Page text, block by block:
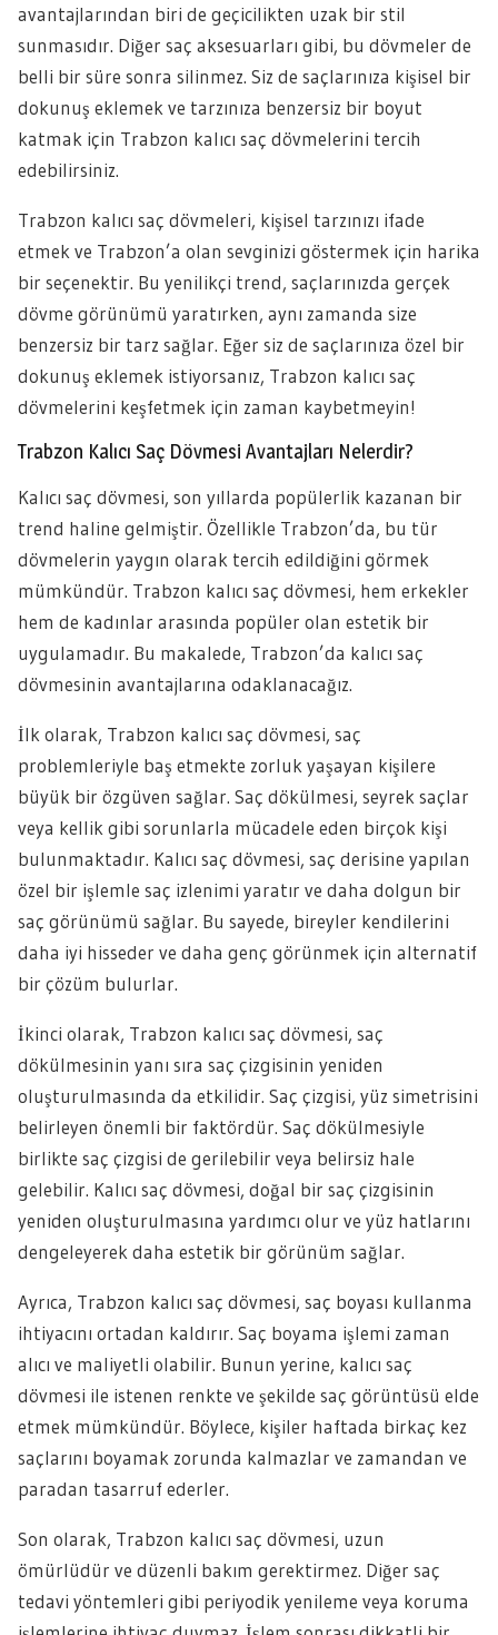
avantajlarından biri de geçicilikten uzak bir stil
sunmasıdır. Diğer saç aksesuarları gibi, bu dövmeler de
belli bir süre sonra silinmez. Siz de saçlarınıza kişisel bir
dokunuş eklemek ve tarzınıza benzersiz bir boyut
katmak için Trabzon kalıcı saç dövmelerini tercih
edebilirsiniz.
Trabzon kalıcı saç dövmeleri, kişisel tarzınızı ifade
etmek ve Trabzon’a olan sevginizi göstermek için harika
bir seçenektir. Bu yenilikçi trend, saçlarınızda gerçek
dövme görünümü yaratırken, aynı zamanda size
benzersiz bir tarz sağlar. Eğer siz de saçlarınıza özel bir
dokunuş eklemek istiyorsanız, Trabzon kalıcı saç
dövmelerini keşfetmek için zaman kaybetmeyin!
Trabzon Kalıcı Saç Dövmesi Avantajları Nelerdir?
Kalıcı saç dövmesi, son yıllarda popülerlik kazanan bir
trend haline gelmiştir. Özellikle Trabzon’da, bu tür
dövmelerin yaygın olarak tercih edildiğini görmek
mümkündür. Trabzon kalıcı saç dövmesi, hem erkekler
hem de kadınlar arasında popüler olan estetik bir
uygulamadır. Bu makalede, Trabzon’da kalıcı saç
dövmesinin avantajlarına odaklanacağız.
İlk olarak, Trabzon kalıcı saç dövmesi, saç
problemleriyle baş etmekte zorluk yaşayan kişilere
büyük bir özgüven sağlar. Saç dökülmesi, seyrek saçlar
veya kellik gibi sorunlarla mücadele eden birçok kişi
bulunmaktadır. Kalıcı saç dövmesi, saç derisine yapılan
özel bir işlemle saç izlenimi yaratır ve daha dolgun bir
saç görünümü sağlar. Bu sayede, bireyler kendilerini
daha iyi hisseder ve daha genç görünmek için alternatif
bir çözüm bulurlar.
İkinci olarak, Trabzon kalıcı saç dövmesi, saç
dökülmesinin yanı sıra saç çizgisinin yeniden
oluşturulmasında da etkilidir. Saç çizgisi, yüz simetrisini
belirleyen önemli bir faktördür. Saç dökülmesiyle
birlikte saç çizgisi de gerilebilir veya belirsiz hale
gelebilir. Kalıcı saç dövmesi, doğal bir saç çizgisinin
yeniden oluşturulmasına yardımcı olur ve yüz hatlarını
dengeleyerek daha estetik bir görünüm sağlar.
Ayrıca, Trabzon kalıcı saç dövmesi, saç boyası kullanma
ihtiyacını ortadan kaldırır. Saç boyama işlemi zaman
alıcı ve maliyetli olabilir. Bunun yerine, kalıcı saç
dövmesi ile istenen renkte ve şekilde saç görüntüsü elde
etmek mümkündür. Böylece, kişiler haftada birkaç kez
saçlarını boyamak zorunda kalmazlar ve zamandan ve
paradan tasarruf ederler.
Son olarak, Trabzon kalıcı saç dövmesi, uzun
ömürlüdür ve düzenli bakım gerektirmez. Diğer saç
tedavi yöntemleri gibi periyodik yenileme veya koruma